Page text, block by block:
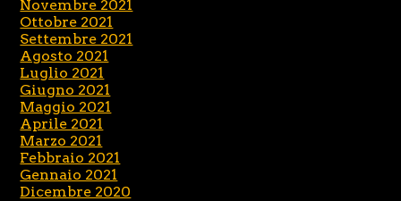
Novembre 2021
Ottobre 2021
Settembre 2021
Agosto 2021
Luglio 2021
Giugno 2021
Maggio 2021
Aprile 2021
Marzo 2021
Febbraio 2021
Gennaio 2021
Dicembre 2020